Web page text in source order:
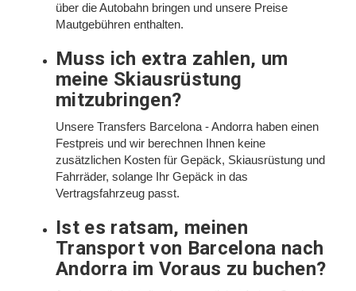
über die Autobahn bringen und unsere Preise
Mautgebühren enthalten.
Muss ich extra zahlen, um
meine Skiausrüstung
mitzubringen?
Unsere Transfers Barcelona - Andorra haben einen
Festpreis und wir berechnen Ihnen keine
zusätzlichen Kosten für Gepäck, Skiausrüstung und
Fahrräder, solange Ihr Gepäck in das
Vertragsfahrzeug passt.
Ist es ratsam, meinen
Transport von Barcelona nach
Andorra im Voraus zu buchen?